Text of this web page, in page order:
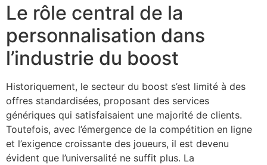
Le rôle central de la
personnalisation dans
l’industrie du boost
Historiquement, le secteur du boost s’est limité à des
offres standardisées, proposant des services
génériques qui satisfaisaient une majorité de clients.
Toutefois, avec l’émergence de la compétition en ligne
et l’exigence croissante des joueurs, il est devenu
évident que l’universalité ne suffit plus. La